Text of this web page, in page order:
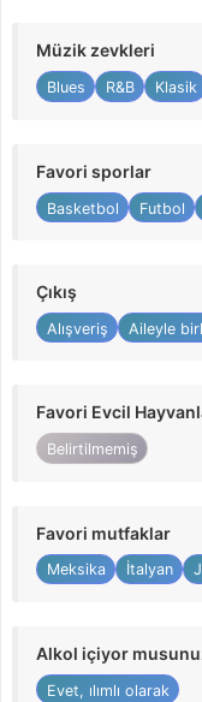
Müzik zevkleri
Blues R&B Klasik
Favori sporlar
Basketbol Futbol
Çıkış
Alışveriş Aileyle
Favori Evcil
Belirtilmemiş
Favori mutfaklar
Meksika İtalyan
Alkol içiyor
Evet, ılımlı olarak